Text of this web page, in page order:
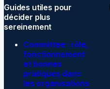
Guides utiles pour
décider plus
sereinement
Committee : rôle,
fonctionnement
et bonnes
pratiques dans
les organisations